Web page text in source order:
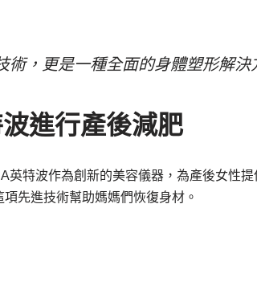
術，更是一種全面的身體塑形解決
進行產後減肥
英特波作為創新的美容儀器，為產後女性
先進技術幫助媽媽們恢復身材。